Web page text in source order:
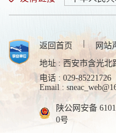
返回首页 网站
地址 : 西安市含光北
电话 : 029-85221726
Email :
陕公网安备
0号